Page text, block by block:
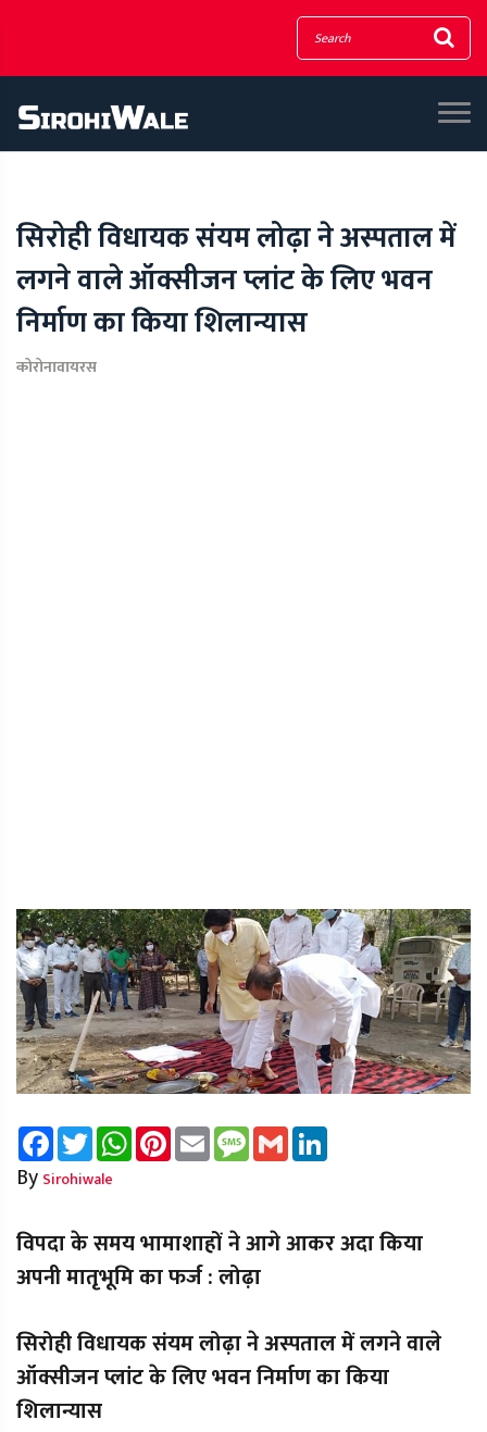
सिरोही विधायक संयम लोढ़ा ने अस्पताल में
लगने वाले ऑक्सीजन प्लांट के लिए भवन
निर्माण का किया शिलान्यास
कोरोनावायरस
FacebookTwitterWhatsAppPinterest
Email Message
Gmail
By Sirohiwale
विपदा के समय भामाशाहों ने आगे आकर अदा किया
अपनी मातृभूमि का फर्ज : लोढ़ा
सिरोही विधायक संयम लोढ़ा ने अस्पताल में लगने वाले
ऑक्सीजन प्लांट के लिए भवन निर्माण का किया
शिलान्यास